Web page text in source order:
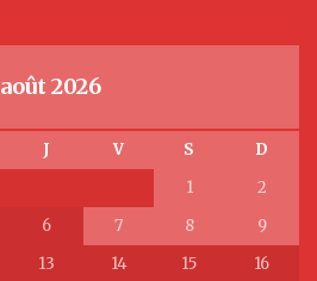
août 2026
J V S
D
1
2
6 7 8
9
13 14 15 16